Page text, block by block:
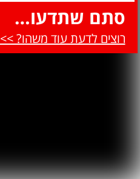
סתם שתדעו…
רוצים לדעת עוד משהו? >>